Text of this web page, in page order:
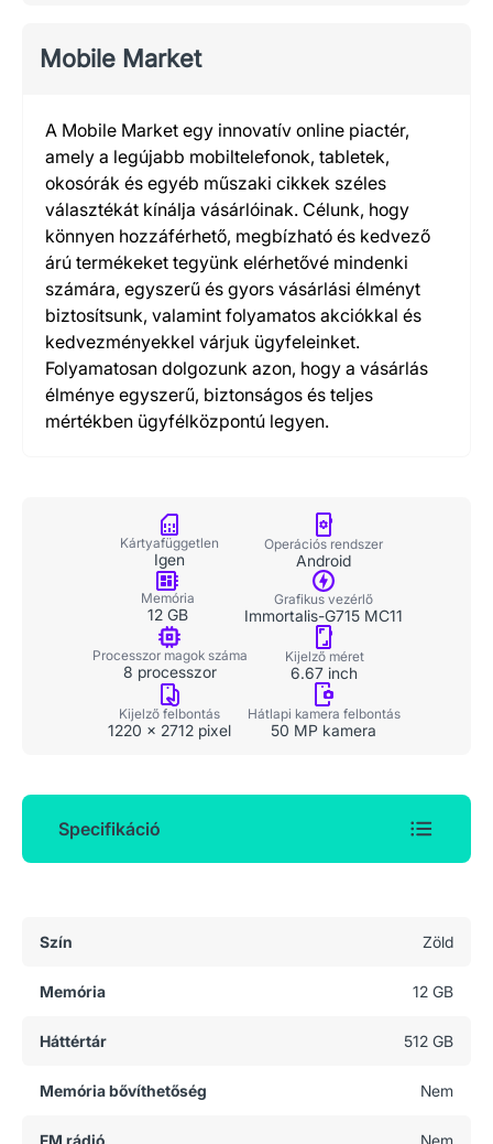
Mobile Market
A Mobile Market egy innovatív online piactér,
amely a legújabb mobiltelefonok, tabletek,
okosórák és egyéb műszaki cikkek széles
választékát kínálja vásárlóinak. Célunk, hogy
könnyen hozzáférhető, megbízható és kedvező
árú termékeket tegyünk elérhetővé mindenki
számára, egyszerű és gyors vásárlási élményt
biztosítsunk, valamint folyamatos akciókkal és
kedvezményekkel várjuk ügyfeleinket.
Folyamatosan dolgozunk azon, hogy a vásárlás
élménye egyszerű, biztonságos és teljes
mértékben ügyfélközpontú legyen.
Kártyafüggetlen
Igen
Operációs rendszer
Android
Memória
12 GB
Grafikus vezérlő
Immortalis-G715 MC11
Processzor magok száma
8 processzor
Kijelző méret
6.67 inch
Kijelző felbontás
1220 x 2712 pixel
Hátlapi kamera felbontás
50 MP kamera
Specifikáció
Szín Zöld
Memória 12 GB
Háttértár 512 GB
Memória bővíthetőség Nem
FM rádió Nem